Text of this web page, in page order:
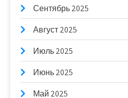
Сентябрь 2025
Август 2025
Июль 2025
Июнь 2025
Май 2025